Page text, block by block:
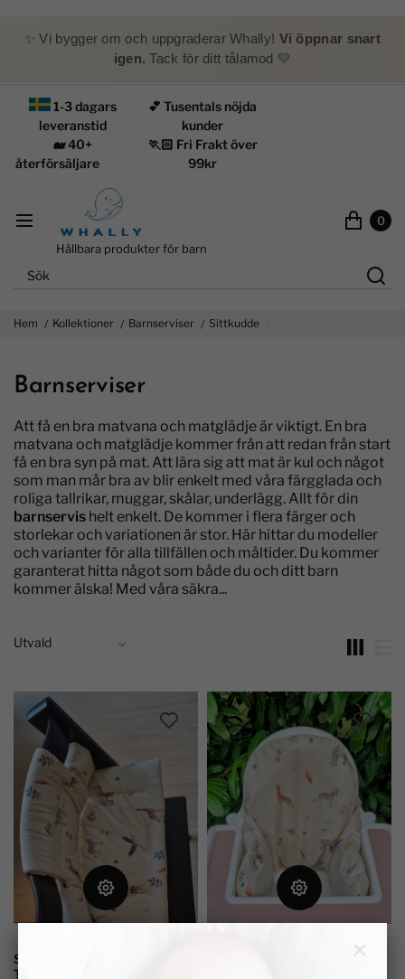
✨ Vi bygger om och uppgraderar Whally! Vi öppnar snart
igen. Tack för ditt tålamod 💛
1-3 dagars
leveranstid
🐋 40+
återförsäljare
💕 Tusentals nöjda
kunder
🏃🏻 Fri Frakt över
99kr
Hållbara produkter för barn
0
Hem Kollektioner Barnserviser Sittkudde
Barnserviser
Att få en bra matvana och matglädje är viktigt. En bra
matvana och matglädje kommer från att redan från start
få en bra syn på mat. Att lära sig att mat är kul och något
som man mår bra av blir enkelt med våra färgglada och
roliga tallrikar, muggar, skålar, underlägg. Allt för din
barnservis helt enkelt. De kommer i flera färger och
storlekar och variationen är stor. Här hittar du modeller
och varianter för alla tillfällen och måltider. Du kommer
garanterat hitta något som både du och ditt barn
kommer älska! Med våra säkra...
Sittkudden LIA Till Stokke
Tripp...
Sittkudden AMALIA För IKEA